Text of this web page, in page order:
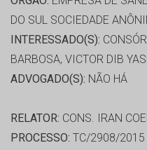
DO SUL SOCIEDADE
INTERESSADO(S):
BARBOSA, VICTOR DIB
ADVOGADO(S): NÃO HÁ
RELATOR: CONS. IRAN
PROCESSO: TC/2908/2015